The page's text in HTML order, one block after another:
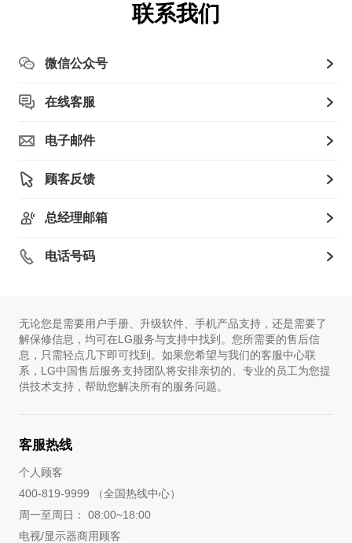
联系我们
微信公众号
在线客服
电子邮件
顾客反馈
总经理邮箱
电话号码
无论您是需要用户手册、升级软件、手机产品支持，还是需要了
解保修信息，均可在LG服务与支持中找到。您所需要的售后信
息，只需轻点几下即可找到。如果您希望与我们的客服中心联
系，LG中国售后服务支持团队将安排亲切的、专业的员工为您提
供技术支持，帮助您解决所有的服务问题。
客服热线
个人顾客
400-819-9999 （全国热线中心）
周一至周日： 08:00~18:00
电视/显示器商用顾客